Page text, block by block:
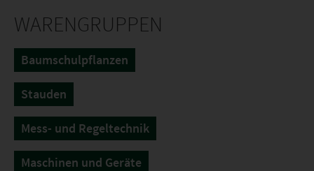
WARENGRUPPEN
Baumschulpflanzen
Stauden
Mess- und Regeltechnik
Maschinen und Geräte